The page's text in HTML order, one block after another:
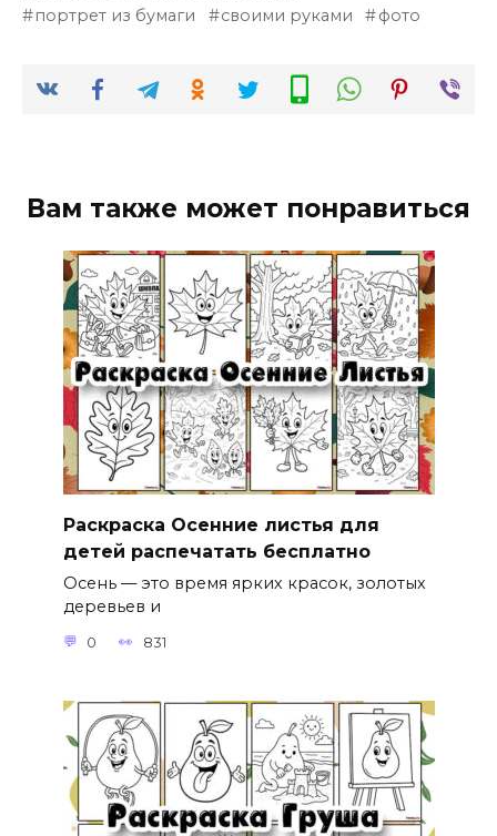
портрет из бумаги
своими руками фото
Вам также может понравиться
Раскраска Осенние листья для
детей распечатать бесплатно
Осень — это время ярких красок, золотых
деревьев и
0 831